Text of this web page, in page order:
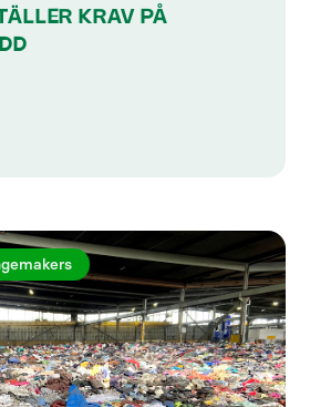
KRAV PÅ